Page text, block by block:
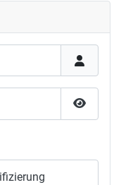
Passwort